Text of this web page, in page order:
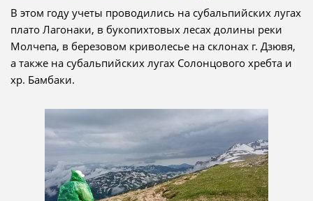
В этом году учеты проводились на субальпийских лугах
плато Лагонаки, в букопихтовых лесах долины реки
Молчепа, в березовом криволесье на склонах г. Дзювя,
а также на субальпийских лугах Солонцового хребта и
хр. Бамбаки.